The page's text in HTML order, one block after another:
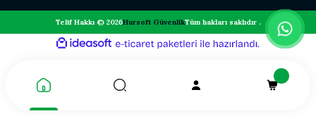
Telif Hakkı © 2026Hursoft GüvenlikTüm hakları saklıdır .
ideasoft
e-